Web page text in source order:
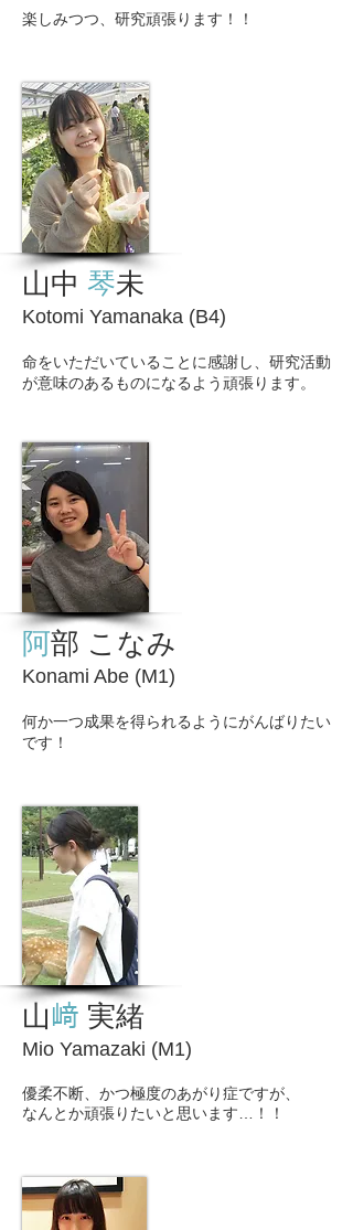
​楽しみつつ、研究頑張ります！！
山中 琴未
Kotomi Yamanaka (B4)
命をいただいていることに感謝し、研究活動
が意味のあるものになるよう頑張ります。
阿部 こなみ
Konami Abe (M1)
何か一つ成果を得られるようにがんばりたい
です！
山﨑 実緒
Mio Yamazaki (M1)
優柔不断、かつ極度のあがり症ですが、
なんとか頑張りたいと思います…！！